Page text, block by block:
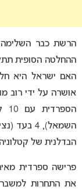
ההחלטה הסופית
האם ישראל היא
אושרה על ידי רוב
השמאל), 4
הבדלנית של
את התחרות